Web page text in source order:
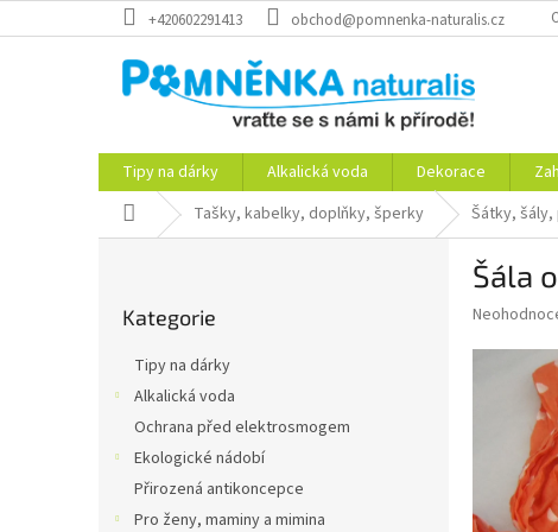
na
+420602291413 obchod@pomnenka-naturalis.cz
Tipy na dárky Alkalická voda Dekorace
Domů Tašky, kabelky, doplňky, šperky Šátky,
kategorie
Kategorie
Tipy na dárky
Alkalická voda
Ochrana před elektrosmogem
Ekologické nádobí
Přirozená antikoncepce
Pro ženy, maminy a mimina
Šála
Průměrné
hvězdiček.